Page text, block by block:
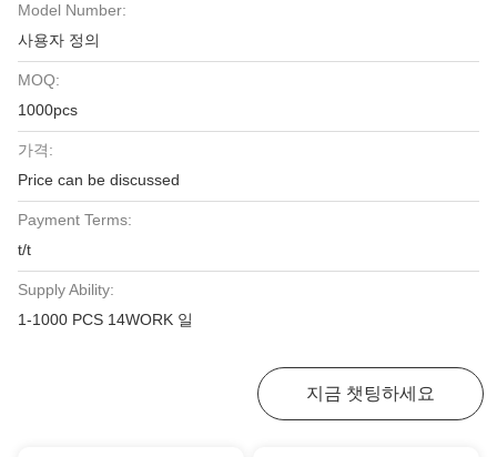
Model Number:
사용자 정의
MOQ:
1000pcs
가격:
Price can be discussed
Payment Terms:
t/t
Supply Ability:
1-1000 PCS 14WORK 일
지금 챗팅하세요